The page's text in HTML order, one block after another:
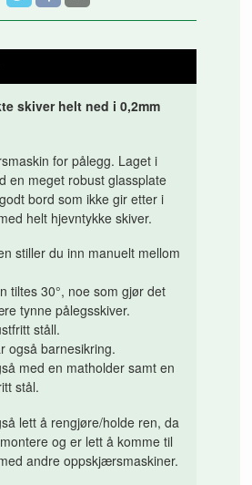
skiver helt ned i 0,2mm
for pålegg. Laget i
en meget robust glassplate
bord som ikke gir etter i
helt hjevntykke skiver.
stiller du inn manuelt mellom
tiltes 30°, noe som gjør det
tynne pålegsskiver.
ståll.
også barnesikring.
med en matholder samt en
stål.
lett å rengjøre/holde ren, da
og er lett å komme til
andre oppskjærsmaskiner.